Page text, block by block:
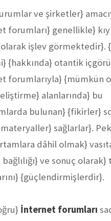
ve şirketler}
forumları} genellikle}
işlev görmektedir}.
{hakkında} otantik
forumlarıyla} {mümkün
alanlarında} bu
bulunan} {fikirler}
materyaller} sağlarlar}.
dâhil olmak}
ve sonuç olarak}
{güçlendirmişlerdir}.
İnternet forumları